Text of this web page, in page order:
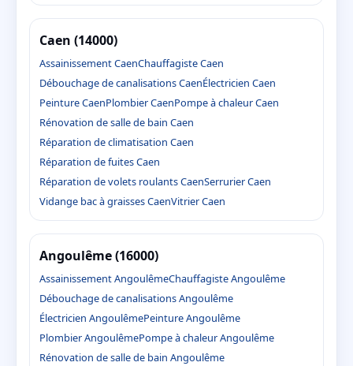
Caen (14000)
Assainissement CaenChauffagiste Caen
Débouchage de canalisations CaenÉlectricien Caen
Peinture CaenPlombier CaenPompe à chaleur Caen
Rénovation de salle de bain Caen
Réparation de climatisation Caen
Réparation de fuites Caen
Réparation de volets roulants CaenSerrurier Caen
Vidange bac à graisses CaenVitrier Caen
Angoulême (16000)
Assainissement AngoulêmeChauffagiste Angoulême
Débouchage de canalisations Angoulême
Électricien AngoulêmePeinture Angoulême
Plombier AngoulêmePompe à chaleur Angoulême
Rénovation de salle de bain Angoulême